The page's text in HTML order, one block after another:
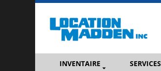
INVENTAIRE SERVICES